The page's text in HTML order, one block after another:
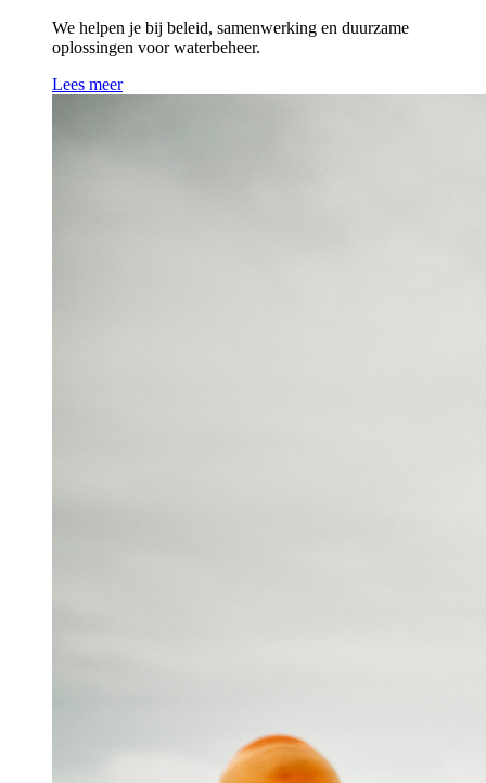
We helpen je bij beleid, samenwerking en duurzame
oplossingen voor waterbeheer.
Lees meer